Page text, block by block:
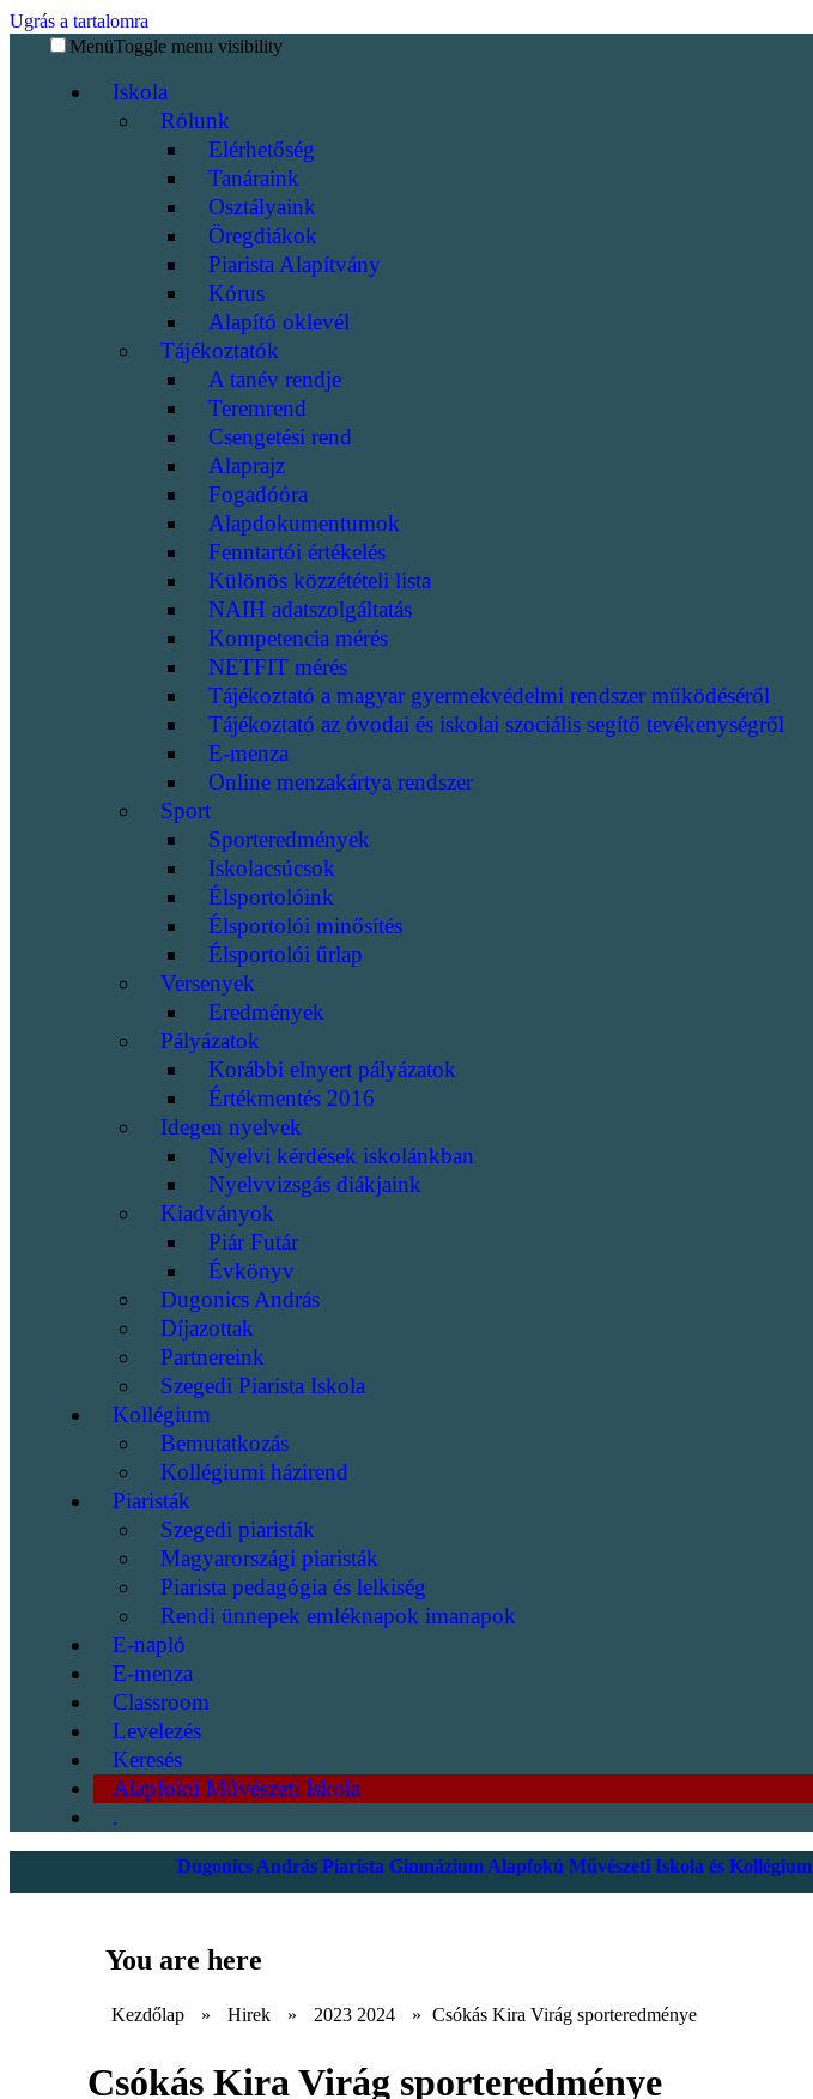
Ugrás a tartalomra
MenüToggle menu visibility
Iskola
Rólunk
Elérhetőség
Tanáraink
Osztályaink
Öregdiákok
Piarista Alapítvány
Kórus
Alapító oklevél
Tájékoztatók
A tanév rendje
Teremrend
Csengetési rend
Alaprajz
Fogadóóra
Alapdokumentumok
Fenntartói értékelés
Különös közzétételi lista
NAIH adatszolgáltatás
Kompetencia mérés
NETFIT mérés
Tájékoztató a magyar gyermekvédelmi rendszer működéséről
Tájékoztató az óvodai és iskolai szociális segítő tevékenységről
E-menza
Online menzakártya rendszer
Sport
Sporteredmények
Iskolacsúcsok
Élsportolóink
Élsportolói minősítés
Élsportolói űrlap
Versenyek
Eredmények
Pályázatok
Korábbi elnyert pályázatok
Értékmentés 2016
Idegen nyelvek
Nyelvi kérdések iskolánkban
Nyelvvizsgás diákjaink
Kiadványok
Piár Futár
Évkönyv
Dugonics András
Díjazottak
Partnereink
Szegedi Piarista Iskola
Kollégium
Bemutatkozás
Kollégiumi házirend
Piaristák
Szegedi piaristák
Magyarországi piaristák
Piarista pedagógia és lelkiség
Rendi ünnepek emléknapok imanapok
E-napló
E-menza
Classroom
Levelezés
Keresés
Alapfokú Művészeti Iskola
.
Dugonics András Piarista Gimnázium Alapfokú Művészeti Iskola és Kollégium
You are here
Kezdőlap » Hirek » 2023 2024 » Csókás Kira Virág sporteredménye
Csókás Kira Virág sporteredménye